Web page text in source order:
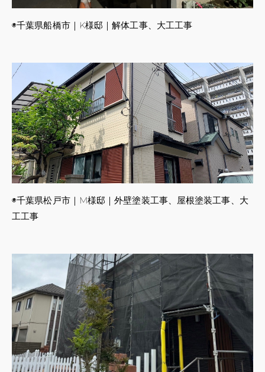
◉千葉県船橋市｜K様邸｜解体工事、大工工事
◉千葉県松戸市｜M様邸｜外壁塗装工事、屋根塗装工事、大
工工事